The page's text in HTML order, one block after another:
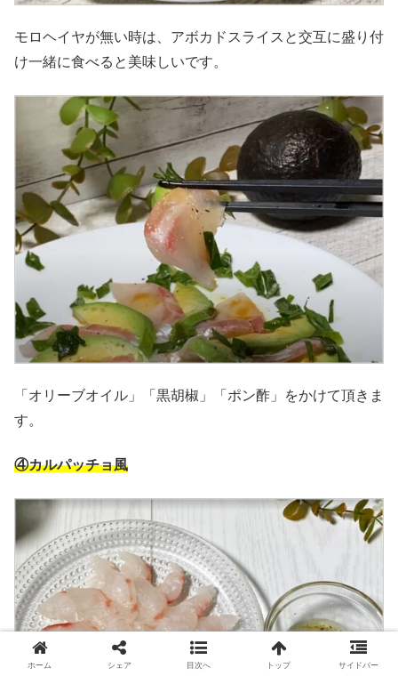
モロヘイヤが無い時は、アボカドスライスと交互に盛り付
け一緒に食べると美味しいです。
「オリーブオイル」「黒胡椒」「ポン酢」をかけて頂きま
す。
④カルパッチョ風
ホーム シェア 目次へ トップ サイドバー